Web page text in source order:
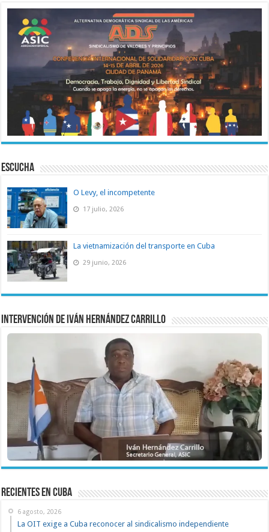
ESCUCHA
O Levy, el incompetente
17 julio, 2026
La vietnamización del transporte en Cuba
29 junio, 2026
Intervención de Iván Hernández Carrillo
recientes en cuba
6 agosto, 2026
La OIT exige a Cuba reconocer al sindicalismo independiente